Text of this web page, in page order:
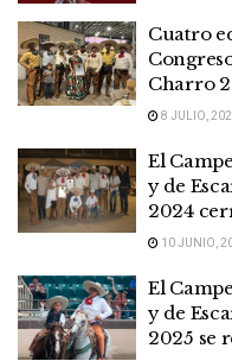
Cuatro
Charro
8 JULIO,
El
y de
2024
10 JUNIO,
El
y de
2025 se